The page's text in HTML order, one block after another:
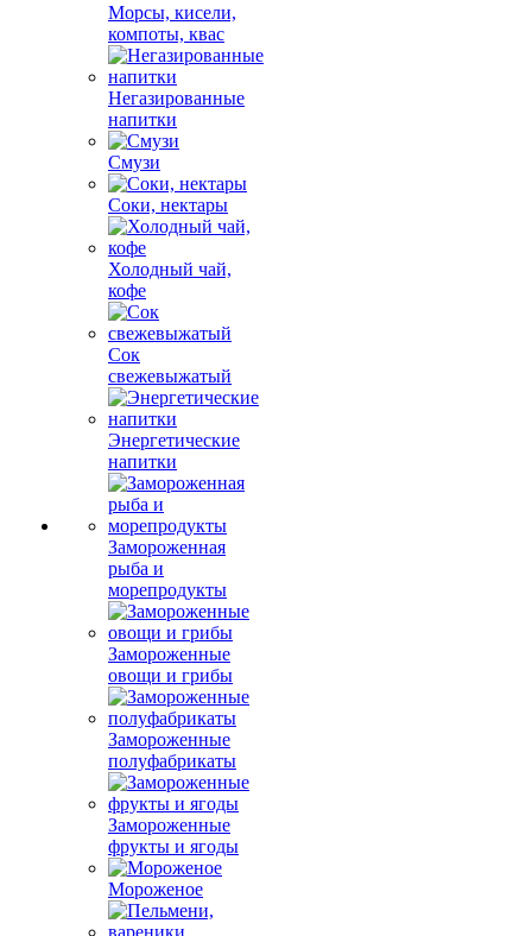
Морсы, кисели,
компоты, квас
Негазированные
напитки
Смузи
Соки, нектары
Холодный чай,
кофе
Сок
свежевыжатый
Энергетические
напитки
Замороженная
рыба и
морепродукты
Замороженные
овощи и грибы
Замороженные
полуфабрикаты
Замороженные
фрукты и ягоды
Мороженое